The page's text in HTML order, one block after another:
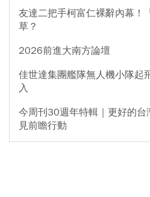
友達二把手柯富仁裸辭內幕！
草？
2026前進大南方論壇
佳世達集團艦隊無人機小隊起
入
今周刊30週年特輯｜更好的
見前瞻行動